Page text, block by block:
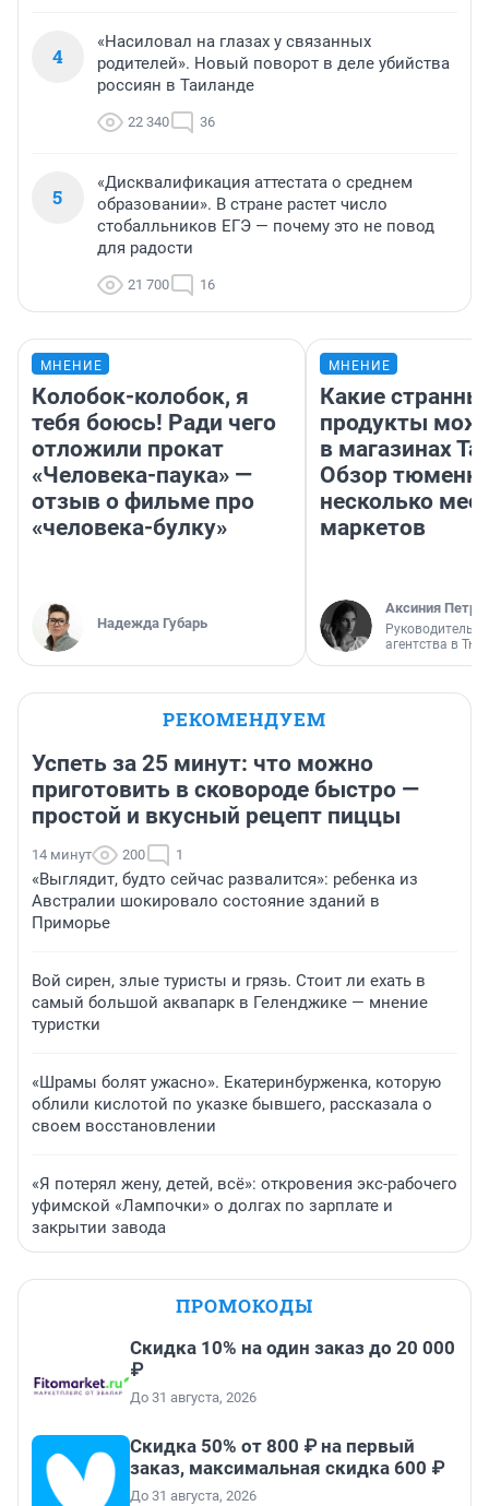
4
«Насиловал на глазах у связанных
родителей». Новый поворот в деле убийства
россиян в Таиланде
22 340 36
5
«Дисквалификация аттестата о среднем
образовании». В стране растет число
стобалльников ЕГЭ — почему это не повод
для радости
21 700 16
МНЕНИЕ
Колобок-колобок, я
тебя боюсь! Ради чего
отложили прокат
«Человека-паука» —
отзыв о фильме про
«человека-булку»
Надежда Губарь
МНЕНИЕ
Какие
продукты
в магазинах
Обзор
несколько
маркетов
Аксиния
Руководитель
агентства в
РЕКОМЕНДУЕМ
Успеть за 25 минут: что можно
приготовить в сковороде быстро —
простой и вкусный рецепт пиццы
14 минут 200 1
«Выглядит, будто сейчас развалится»: ребенка из
Австралии шокировало состояние зданий в
Приморье
Вой сирен, злые туристы и грязь. Стоит ли ехать в
самый большой аквапарк в Геленджике — мнение
туристки
«Шрамы болят ужасно». Екатеринбурженка, которую
облили кислотой по указке бывшего, рассказала о
своем восстановлении
«Я потерял жену, детей, всё»: откровения экс-рабочего
уфимской «Лампочки» о долгах по зарплате и
закрытии завода
ПРОМОКОДЫ
Скидка 10% на один заказ до 20 000
₽
До 31 августа, 2026
Скидка 50% от 800 ₽ на первый
заказ, максимальная скидка 600 ₽
До 31 августа, 2026